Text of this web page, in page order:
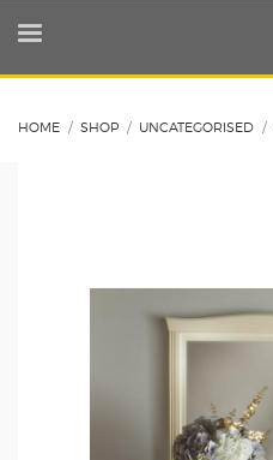
HOME SHOP UNCATEGORISED